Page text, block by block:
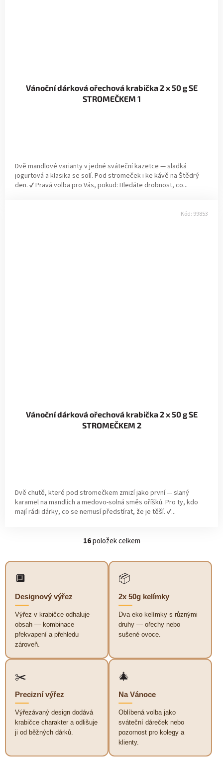
Vánoční dárková ořechová krabička 2 x 50 g SE
STROMEČKEM 1
Dvě mandlové varianty v jedné sváteční kazetce — sladká
jogurtová a klasika se solí. Pod stromeček i ke kávě na Štědrý
den. ✔ Pravá volba pro Vás, pokud: Hledáte drobnost, co...
Vánoční dárková ořechová krabička 2 x 50 g SE
STROMEČKEM 2
Dvě chutě, které pod stromečkem zmizí jako první — slaný
karamel na mandlích a medovo-solná směs oříšků. Pro ty, kdo
mají rádi dárky, co se nemusí předstírat, že je těší. ✔...
Kód: 99853
O
l
y
16položek celkem
🔲
Designový výřez
Výřez v krabičce odhaluje
obsah — kombinace
překvapení a přehledu
zároveň.
📦
2x 50g kelímky
Dva eko kelímky s různými
druhy — ořechy nebo
sušené ovoce.
✂️
Precizní výřez
Výřezávaný design dodává
krabičce charakter a odlišuje
ji od běžných dárků.
🎄
Na Vánoce
Oblíbená volba jako
sváteční dáreček nebo
pozornost pro kolegy a
klienty.